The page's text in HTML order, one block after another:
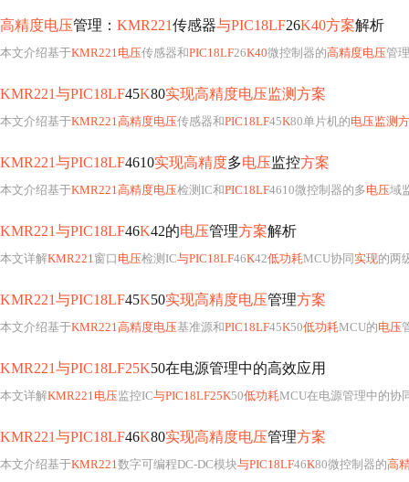
高精度电压管理： KMR221传感器与PIC18LF26K40方案解析
本文介绍基于KMR221电压传感器和PIC18LF26K40微控制器的高精度电压管
KMR221与PIC18LF45K80实现高精度电压监测方案
本文介绍基于KMR221高精度电压传感器和PIC18LF45K80单片机的电压监测
KMR221与PIC18LF4610实现高精度多电压监控方案
本文介绍基于KMR221高精度电压检测IC和PIC18LF4610微控制器的多电压域
KMR221与PIC18LF46K42的电压管理方案解析
本文详解KMR221窗口 电压检测IC与PIC18LF46K42低功耗MCU协同实现的两
KMR221与PIC18LF45K50实现高精度电压管理方案
本文介绍基于KMR221高精度电压基准源和PIC18LF45K50低功耗MCU的电压
KMR221与PIC18LF25K50在电源管理中的高效应用
本文详解KMR221电压监控IC与PIC18LF25K50低功耗MCU在电源管理中的协同
KMR221与PIC18LF46K80实现高精度电压管理方案
本文介绍基于KMR221数字可编程DC-DC模块与PIC18LF46K80微控制器的高